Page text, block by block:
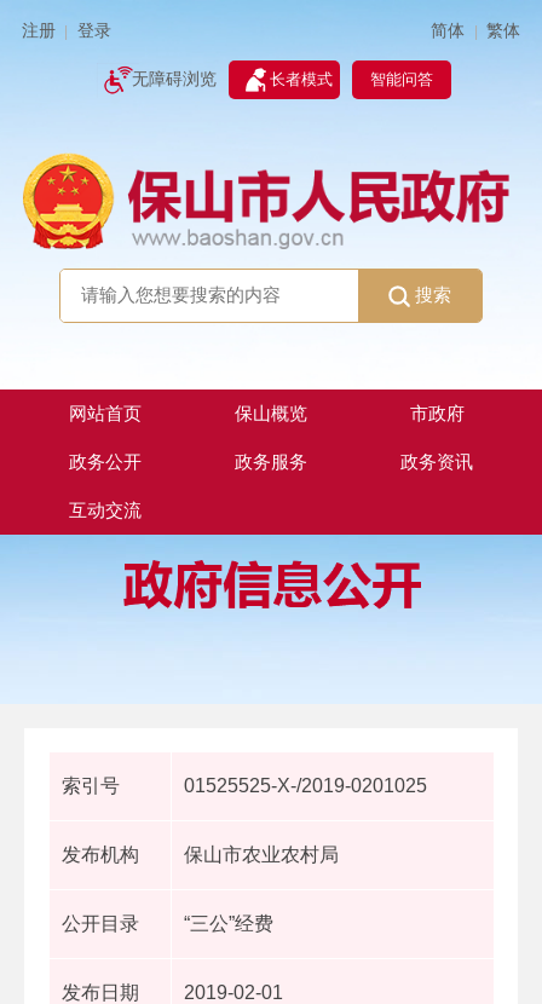
注册 登录 简体 | 繁体
无障碍浏览 长者模式 智能问答
搜索
网站首页 保山概览 市政府
政务公开 政务服务 政务资讯
互动交流
索引号 01525525-X-/2019-0201025
发布机构 保山市农业农村局
公开目录 “三公”经费
发布日期 2019-02-01